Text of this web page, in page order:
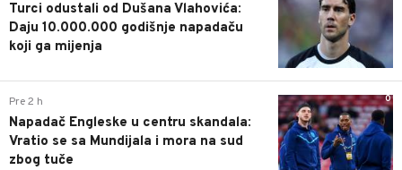
Turci odustali od Dušana Vlahovića:
Daju 10.000.000 godišnje napadaču
koji ga mijenja
0
Pre 2 h
Napadač Engleske u centru skandala:
Vratio se sa Mundijala i mora na sud
zbog tuče